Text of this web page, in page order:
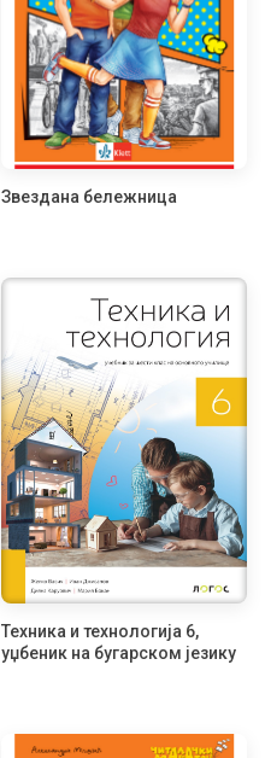
Звездана бележница
Техника и технологија 6,
уџбеник на бугарском језику